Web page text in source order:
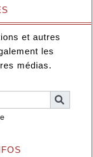
et autres
les
médias.